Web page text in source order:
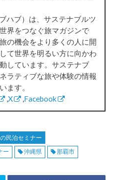
ハブ）は、サステナブルツ
界をつなぐ旅マガジンで
の機会をより多くの人に開
て世界を明るい方に向かわ
しています。サステナブ
ラティブな旅や体験の情報
ます。
X Facebook
民泊セミナー
ー 沖縄県 那覇市